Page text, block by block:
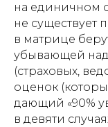
на единичном
не существует
в матрице
убывающей
(страховых,
оценок
дающий «90%
в девяти